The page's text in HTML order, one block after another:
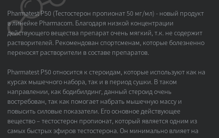
Pharmatest P50 (Тестостерон пропионат 50 мг/мл) - новый продукт
в линейке Pharmacom. Благодаря низкой концентрации
действующего вещества препарат очень мягкий, т.к. не содержит
растворителей. Рекомендован спортсменам, которые болезненно
переносят растворители в составе препаратов.
Pharmatest P50 относится к стероидам, которые используют как на
курсах мышечного набора, так и в период сушки. В таком
направлении, как бодибилдинг, данный стероид очень
востребован, так как помогает набрать мышечную массу и
повысить силовые показатели. Его основное действующее
вещество – тестостерон пропионат, который является одним из
самых быстрых эфиров тестостерона. Он минимально влияет на